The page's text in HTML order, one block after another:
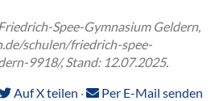
Spee-Gymnasium Geldern,
schulen/friedrich-spee-
9918/, Stand: 12.07.2025.
Auf X teilen · Per E-Mail senden